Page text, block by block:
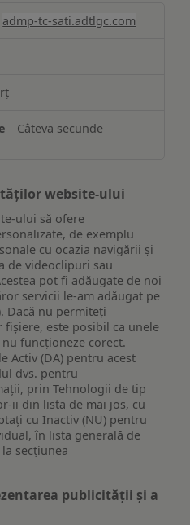
admp-tc-sati.adtlgc.com
Câteva secunde
website-ului
ului să ofere
de exemplu
cu ocazia navigării și
de videoclipuri sau
pot fi adăugate de noi
servicii le-am adăugat pe
Dacă nu permiteți
fișiere, este posibil ca unele
funcționeze corect.
Activ (DA) pentru acest
dvs. pentru
prin Tehnologii de tip
ii din lista de mai jos, cu
cu Inactiv (NU) pentru
în lista generală de
secțiunea
publicității și a